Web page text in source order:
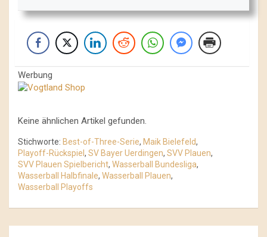
Werbung
Keine ähnlichen Artikel gefunden.
Stichworte: Best-of-Three-Serie, Maik Bielefeld,
Playoff-Rückspiel , SV Bayer Uerdingen, SVV Plauen,
SVV Plauen Spielbericht, Wasserball Bundesliga,
Wasserball Halbfinale, Wasserball Plauen,
Wasserball Playoffs